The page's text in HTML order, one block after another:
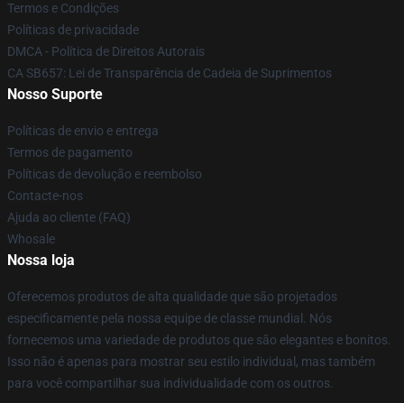
Termos e Condições
Políticas de privacidade
DMCA - Política de Direitos Autorais
CA SB657: Lei de Transparência de Cadeia de Suprimentos
Nosso Suporte
Políticas de envio e entrega
Termos de pagamento
Políticas de devolução e reembolso
Contacte-nos
Ajuda ao cliente (FAQ)
Whosale
Nossa loja
Oferecemos produtos de alta qualidade que são projetados
especificamente pela nossa equipe de classe mundial. Nós
fornecemos uma variedade de produtos que são elegantes e bonitos.
Isso não é apenas para mostrar seu estilo individual, mas também
para você compartilhar sua individualidade com os outros.